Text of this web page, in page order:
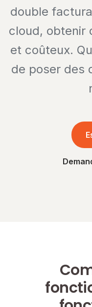
double
cloud, obtenir
et coûteux.
de poser des